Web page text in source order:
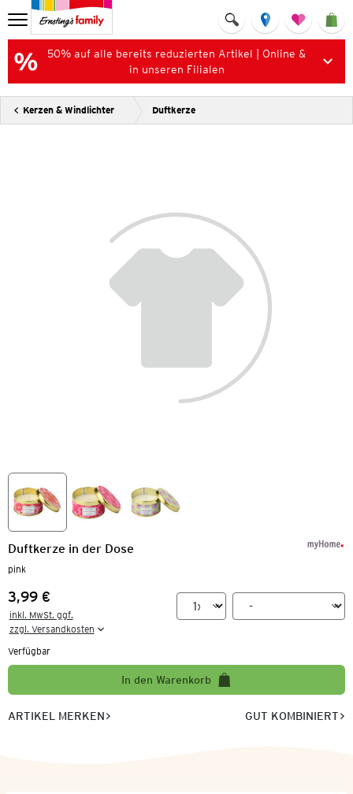
50% auf alle bereits reduzierten Artikel | Online &
in unseren Filialen
Kerzen & Windlichter Duftkerze
Duftkerze in der Dose
pink
Preis:
3,99 €
inkl. MwSt. ggf.
zzgl. Versandkosten
Verfügbar
In den Warenkorb
ARTIKEL MERKEN GUT KOMBINIERT